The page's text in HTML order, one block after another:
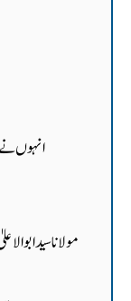
انہوں
مولانا سید